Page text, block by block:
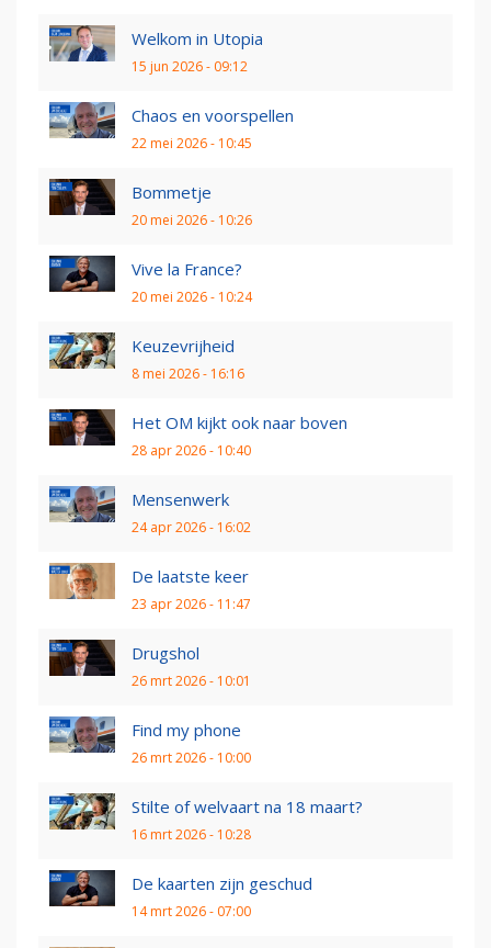
Welkom in Utopia
15 jun 2026 - 09:12
Chaos en voorspellen
22 mei 2026 - 10:45
Bommetje
20 mei 2026 - 10:26
Vive la France?
20 mei 2026 - 10:24
Keuzevrijheid
8 mei 2026 - 16:16
Het OM kijkt ook naar boven
28 apr 2026 - 10:40
Mensenwerk
24 apr 2026 - 16:02
De laatste keer
23 apr 2026 - 11:47
Drugshol
26 mrt 2026 - 10:01
Find my phone
26 mrt 2026 - 10:00
Stilte of welvaart na 18 maart?
16 mrt 2026 - 10:28
De kaarten zijn geschud
14 mrt 2026 - 07:00